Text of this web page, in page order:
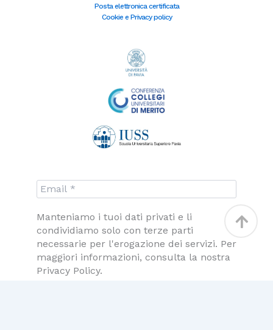
m -
i
n
Posta elettronica certificata
Cookie e Privacy policy
Manteniamo i tuoi dati privati e li
condividiamo solo con terze parti
necessarie per l'erogazione dei servizi. Per
maggiori informazioni, consulta la nostra
Privacy Policy.
Torna